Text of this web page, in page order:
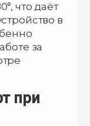
что даёт
в
за
при